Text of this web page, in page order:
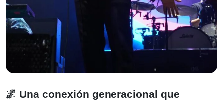
🌌 Una conexión generacional que